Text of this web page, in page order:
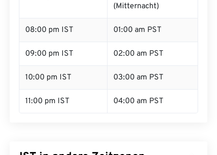
(Mitternacht)
08:00 pm IST 01:00 am PST
09:00 pm IST 02:00 am PST
10:00 pm IST 03:00 am PST
11:00 pm IST 04:00 am PST